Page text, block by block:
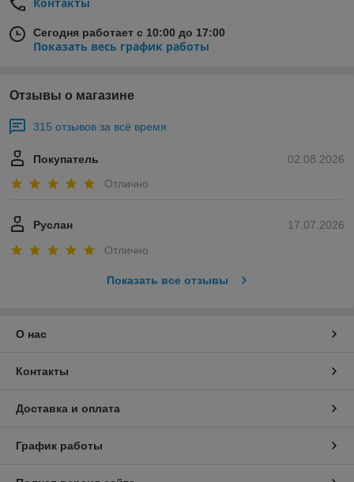
Сегодня работает с 10:00 до 17:00
Показать весь график работы
Отзывы о магазине
315 отзывов за всё время
02.08.2026
Покупатель
Отлично
17.07.2026
Руслан
Отлично
Показать все отзывы
О нас
Контакты
Доставка и оплата
График работы